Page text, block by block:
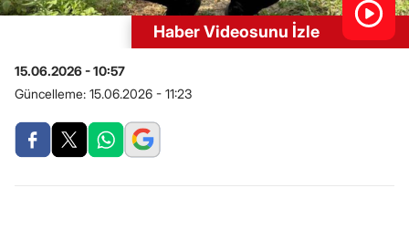
Haber Videosunu İzle
15.06.2026 - 10:57
Güncelleme: 15.06.2026 - 11:23